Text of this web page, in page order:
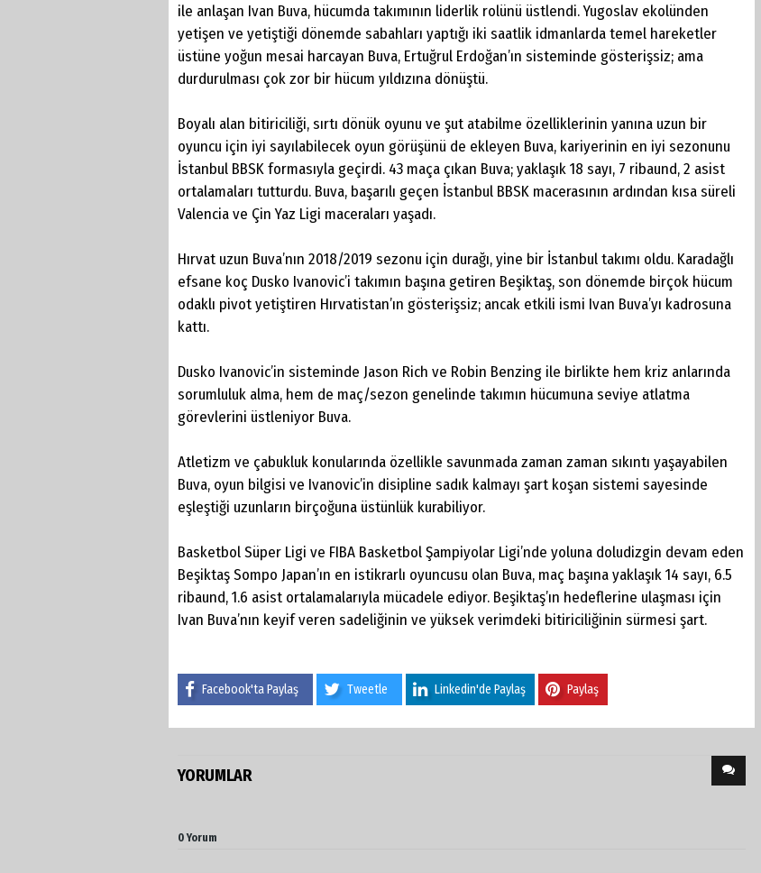
ile anlaşan Ivan Buva, hücumda takımının liderlik rolünü üstlendi. Yugoslav ekolünden
yetişen ve yetiştiği dönemde sabahları yaptığı iki saatlik idmanlarda temel hareketler
üstüne yoğun mesai harcayan Buva, Ertuğrul Erdoğan’ın sisteminde gösterişsiz; ama
durdurulması çok zor bir hücum yıldızına dönüştü.
Boyalı alan bitiriciliği, sırtı dönük oyunu ve şut atabilme özelliklerinin yanına uzun bir
oyuncu için iyi sayılabilecek oyun görüşünü de ekleyen Buva, kariyerinin en iyi sezonunu
İstanbul BBSK formasıyla geçirdi. 43 maça çıkan Buva; yaklaşık 18 sayı, 7 ribaund, 2 asist
ortalamaları tutturdu. Buva, başarılı geçen İstanbul BBSK macerasının ardından kısa süreli
Valencia ve Çin Yaz Ligi maceraları yaşadı.
Hırvat uzun Buva’nın 2018/2019 sezonu için durağı, yine bir İstanbul takımı oldu. Karadağlı
efsane koç Dusko Ivanovic’i takımın başına getiren Beşiktaş, son dönemde birçok hücum
odaklı pivot yetiştiren Hırvatistan’ın gösterişsiz; ancak etkili ismi Ivan Buva’yı kadrosuna
kattı.
Dusko Ivanovic’in sisteminde Jason Rich ve Robin Benzing ile birlikte hem kriz anlarında
sorumluluk alma, hem de maç/sezon genelinde takımın hücumuna seviye atlatma
görevlerini üstleniyor Buva.
Atletizm ve çabukluk konularında özellikle savunmada zaman zaman sıkıntı yaşayabilen
Buva, oyun bilgisi ve Ivanovic’in disipline sadık kalmayı şart koşan sistemi sayesinde
eşleştiği uzunların birçoğuna üstünlük kurabiliyor.
Basketbol Süper Ligi ve FIBA Basketbol Şampiyolar Ligi’nde yoluna doludizgin devam eden
Beşiktaş Sompo Japan’ın en istikrarlı oyuncusu olan Buva, maç başına yaklaşık 14 sayı, 6.5
ribaund, 1.6 asist ortalamalarıyla mücadele ediyor. Beşiktaş’ın hedeflerine ulaşması için
Ivan Buva’nın keyif veren sadeliğinin ve yüksek verimdeki bitiriciliğinin sürmesi şart.
Facebook'ta Paylaş Tweetle Linkedin'de Paylaş Paylaş
YORUMLAR
0 Yorum